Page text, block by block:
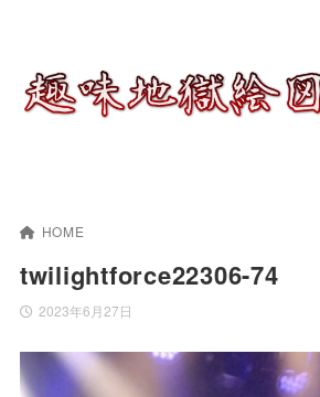
HOME
twilightforce22306-74
2023年6月27日